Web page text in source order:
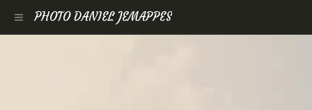
PHOTO DANIEL JEMAPPES